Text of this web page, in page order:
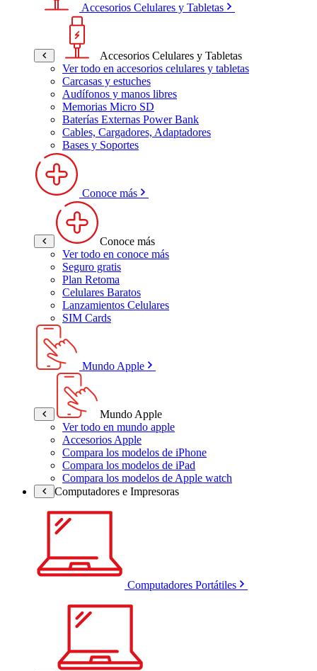
Accesorios Celulares y Tabletas
Accesorios Celulares y Tabletas
Ver todo en accesorios celulares y tabletas
Carcasas y estuches
Audífonos y manos libres
Memorias Micro SD
Baterías Externas Power Bank
Cables, Cargadores, Adaptadores
Bases y Soportes
Conoce más
Conoce más
Ver todo en conoce más
Seguro gratis
Plan Retoma
Celulares Baratos
Lanzamientos Celulares
SIM Cards
Mundo Apple
Mundo Apple
Ver todo en mundo apple
Accesorios Apple
Compara los modelos de iPhone
Compara los modelos de iPad
Compara los modelos de Apple watch
Computadores e Impresoras
Computadores Portátiles